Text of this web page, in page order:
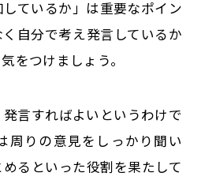
しているか」は重要なポイン
自分で考え発言しているか
をつけましょう。
言すればよいというわけで
周りの意見をしっかり聞い
るといった役割を果たして